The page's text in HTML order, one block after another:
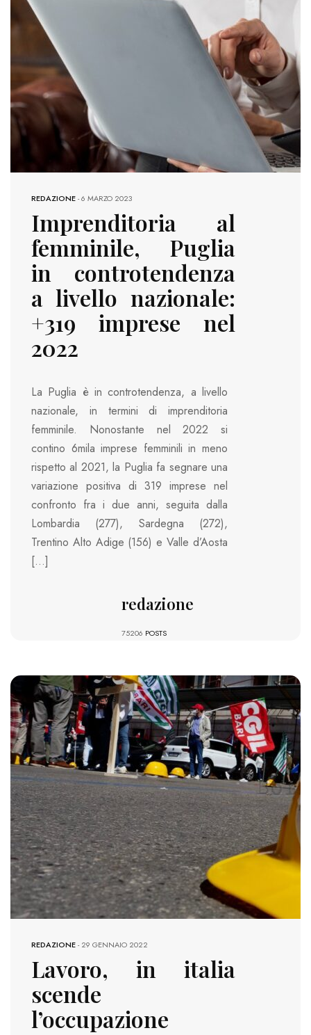
REDAZIONE-6 MARZO 2023
Imprenditoria al
femminile, Puglia
in controtendenza
a livello nazionale:
+319 imprese nel
2022
La Puglia è in controtendenza, a livello
nazionale, in termini di imprenditoria
femminile. Nonostante nel 2022 si
contino 6mila imprese femminili in meno
rispetto al 2021, la Puglia fa segnare una
variazione positiva di 319 imprese nel
confronto fra i due anni, seguita dalla
Lombardia (277), Sardegna (272),
Trentino Alto Adige (156) e Valle d’Aosta
[…]
redazione
75206 POSTS
1734 VIEWS
REDAZIONE-29 GENNAIO 2022
Lavoro, in italia
scende
l’occupazione